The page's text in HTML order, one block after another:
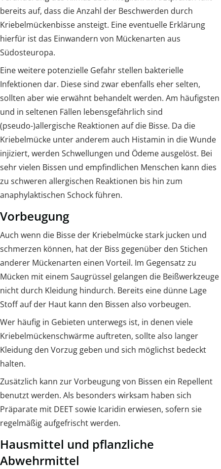
bereits auf, dass die Anzahl der Beschwerden durch
Kriebelmückenbisse ansteigt. Eine eventuelle Erklärung
hierfür ist das Einwandern von Mückenarten aus
Südosteuropa.
Eine weitere potenzielle Gefahr stellen bakterielle
Infektionen dar. Diese sind zwar ebenfalls eher selten,
sollten aber wie erwähnt behandelt werden. Am häufigsten
und in seltenen Fällen lebensgefährlich sind
(pseudo-)allergische Reaktionen auf die Bisse. Da die
Kriebelmücke unter anderem auch Histamin in die Wunde
injiziert, werden Schwellungen und Ödeme ausgelöst. Bei
sehr vielen Bissen und empfindlichen Menschen kann dies
zu schweren allergischen Reaktionen bis hin zum
anaphylaktischen Schock führen.
Vorbeugung
Auch wenn die Bisse der Kriebelmücke stark jucken und
schmerzen können, hat der Biss gegenüber den Stichen
anderer Mückenarten einen Vorteil. Im Gegensatz zu
Mücken mit einem Saugrüssel gelangen die Beißwerkzeuge
nicht durch Kleidung hindurch. Bereits eine dünne Lage
Stoff auf der Haut kann den Bissen also vorbeugen.
Wer häufig in Gebieten unterwegs ist, in denen viele
Kriebelmückenschwärme auftreten, sollte also langer
Kleidung den Vorzug geben und sich möglichst bedeckt
halten.
Zusätzlich kann zur Vorbeugung von Bissen ein Repellent
benutzt werden. Als besonders wirksam haben sich
Präparate mit DEET sowie Icaridin erwiesen, sofern sie
regelmäßig aufgefrischt werden.
Hausmittel und pflanzliche
Abwehrmittel